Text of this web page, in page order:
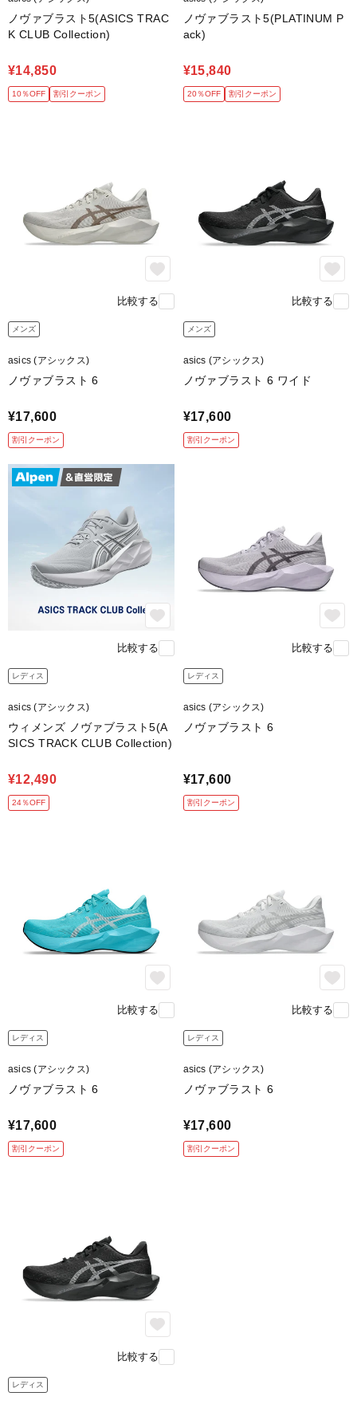
ノヴァブラスト5(ASICS TRAC
K CLUB Collection)
¥14,850
10％OFF 割引クーポン
ノヴァブラスト5(PLATINUM P
ack)
¥15,840
20％OFF 割引クーポン
比較する
メンズ
asics (アシックス)
ノヴァブラスト 6
¥17,600
割引クーポン
比較する
メンズ
asics (アシックス)
ノヴァブラスト 6 ワイド
¥17,600
割引クーポン
比較する
レディス
asics (アシックス)
ウィメンズ ノヴァブラスト5(A
SICS TRACK CLUB Collection)
¥12,490
24％OFF
比較する
レディス
asics (アシックス)
ノヴァブラスト 6
¥17,600
割引クーポン
比較する
レディス
asics (アシックス)
ノヴァブラスト 6
¥17,600
割引クーポン
比較する
レディス
asics (アシックス)
ノヴァブラスト 6
¥17,600
割引クーポン
比較する
レディス